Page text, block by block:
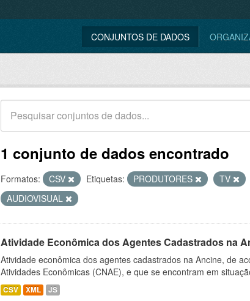
CONJUNTOS DE DADOS
1 conjunto de dados encontrado
Formatos: CSV Etiquetas: PRODUTORES TV
AUDIOVISUAL
Atividade Econômica dos Agentes Cadastrados na
Atividade econômica dos agentes cadastrados na Ancine, de
Atividades Econômicas (CNAE), e que se encontram em
CSV XML JS